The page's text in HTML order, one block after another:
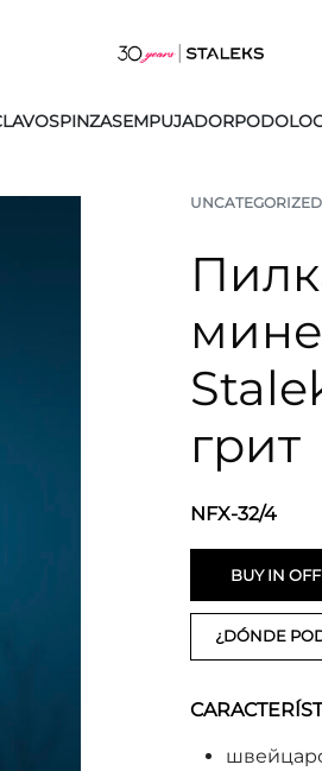
PINZASEMPUJADOR
UNCATEGORIZED
грит
NFX-32/4
BUY IN
¿DÓNDE